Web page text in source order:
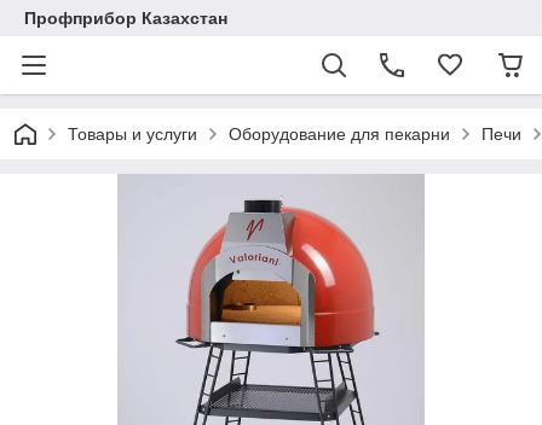
Профприбор Казахстан
Товары и услуги Оборудование для пекарни Печи